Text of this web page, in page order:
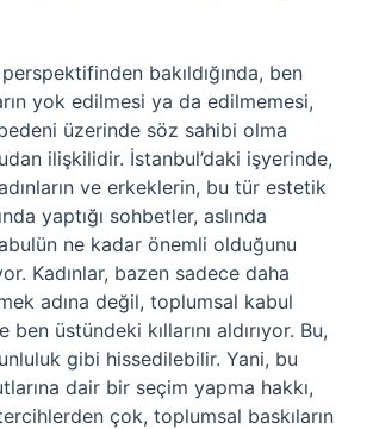
bakıldığında, ben
yok edilmesi ya da edilmemesi,
üzerinde söz sahibi olma
ilişkilidir. İstanbul’daki işyerinde,
ve erkeklerin, bu tür estetik
yaptığı sohbetler, aslında
ne kadar önemli olduğunu
Kadınlar, bazen sadece daha
adına değil, toplumsal kabul
üstündeki kıllarını aldırıyor. Bu,
gibi hissedilebilir. Yani, bu
dair bir seçim yapma hakkı,
çok, toplumsal baskıların